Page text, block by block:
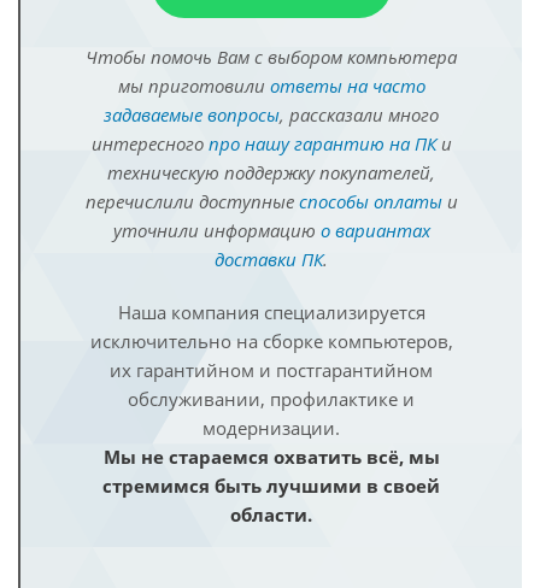
Чтобы помочь Вам с выбором компьютера
мы приготовили ответы на часто
задаваемые вопросы, рассказали много
интересного про нашу гарантию на ПКи
техническую поддержку покупателей,
перечислили доступные способы оплатыи
уточнили информацию о вариантах
доставки ПК.
Наша компания специализируется
исключительно на сборке компьютеров,
их гарантийном и постгарантийном
обслуживании, профилактике и
модернизации.
Мы не стараемся охватить всё, мы
стремимся быть лучшими в своей
области.